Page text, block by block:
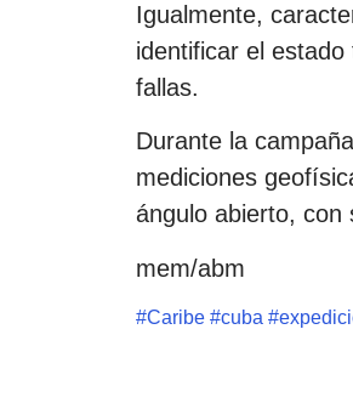
Igualmente,
identificar el
fallas.
Durante la
mediciones
ángulo abierto, con
mem/abm
#Caribe #cuba #